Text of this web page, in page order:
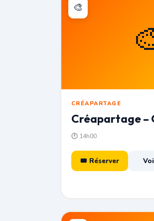
🎨
CRÉAPARTAGE
Créapartage –
🕐 14h00
🎟 Réserver